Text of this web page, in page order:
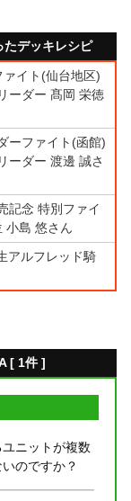
たデッキレシピ
イト(仙台地区)
ーダー 髙岡 栄徳
ーファイト(函館)
ーダー 渡邊 誠さ
記念 特別ファイ
小島 悠さん
アルフレッド騎
[ 1件 ]
ユニットが複数
のですか？